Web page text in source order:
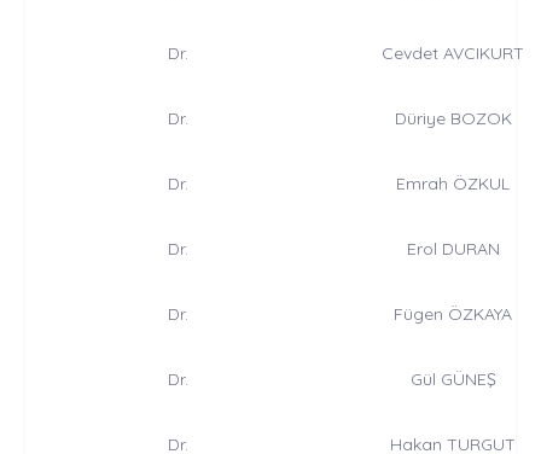
Dr. Cevdet AVCIKURT
Dr. Düriye BOZOK
Dr. Emrah ÖZKUL
Dr. Erol DURAN
Dr. Fügen ÖZKAYA
Dr. Gül GÜNEŞ
Dr. Hakan TURGUT